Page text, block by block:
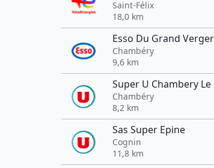
Saint-Félix
18,0 km
Esso Du Grand Verger
Chambéry
9,6 km
Super U Chambery
Chambéry
8,2 km
Sas Super Epine
Cognin
11,8 km